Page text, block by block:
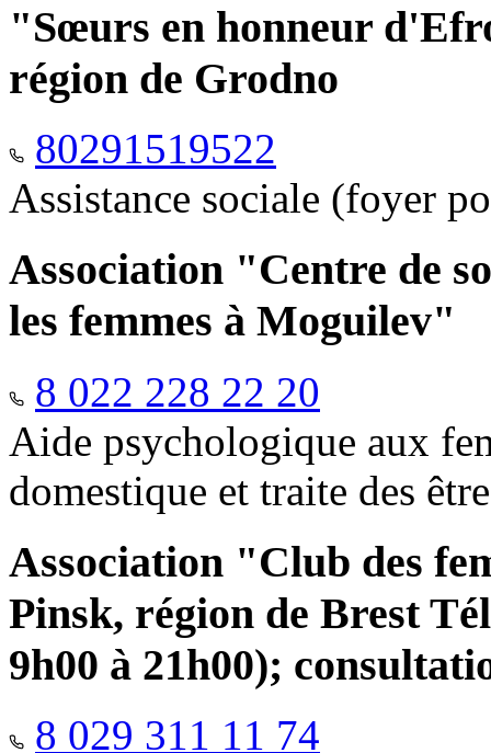
"Sœurs en honneur
région de Grodno
80291519522
Assistance sociale (foyer
Association "Centre de
les femmes à Moguilev"
8 022 228 22 20
Aide psychologique aux
domestique et traite des
Association "Club des
Pinsk, région de Brest
9h00 à 21h00);
8 029 311 11 74